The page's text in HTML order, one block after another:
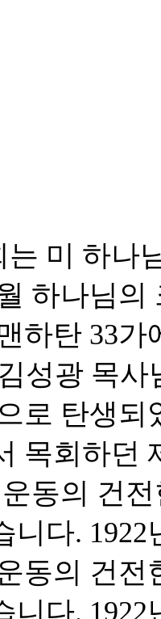
미 하나
하나님
하탄 33가
성광 목
로 탄생되
목회하던
동의 건
니다.
동의 건
니다.